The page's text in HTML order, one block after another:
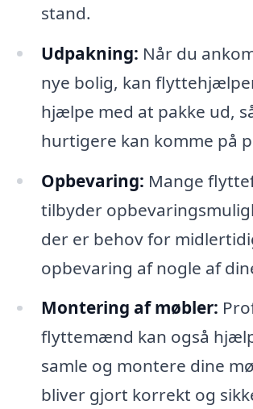
stand.
Udpakning: Når du
nye bolig, kan
hjælpe med at pakke ud,
hurtigere kan komme på
Opbevaring: Mange
tilbyder
der er behov for
opbevaring af nogle af
Montering af møbler:
flyttemænd kan også
samle og montere dine
bliver gjort korrekt og